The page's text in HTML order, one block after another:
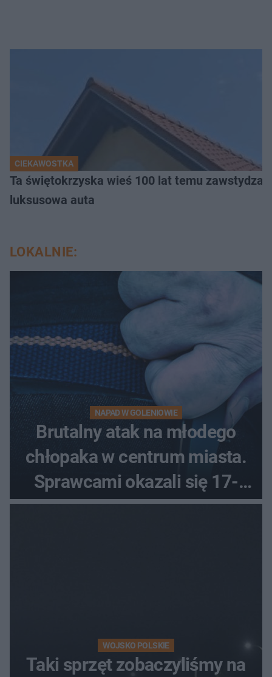
CIEKAWOSTKA
Ta świętokrzyska wieś 100 lat temu
luksusowa auta
LOKALNIE:
NAPAD W GOLENIOWIE
Brutalny atak na młodego
chłopaka w centrum miasta.
Sprawcami okazali się 17-
latkowie
WOJSKO POLSKIE
Taki sprzęt zobaczyliśmy na